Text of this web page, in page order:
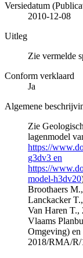
Versiedatum
2010-12-08
Uitleg
Zie vermelde
Conform verklaard
Ja
Algemene
Zie
lagenmodel
https://
g3dv3 en
https://
model-h3dv20
Broothaers
Lanckacker
Van Haren T.,
Vlaams
Omgeving) en
2018/RMA/R/